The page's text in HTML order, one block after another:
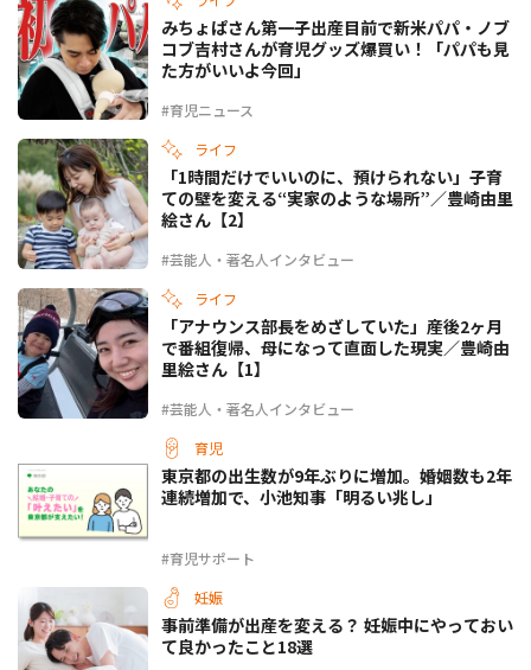
#育児ニュース
みちょぱさん第一子出産目前で新米パパ・ノブ
コブ吉村さんが育児グッズ爆買い！「パパも見
た方がいいよ今回」
ライフ
#芸能人・著名人インタビュー
「1時間だけでいいのに、預けられない」子育
ての壁を変える“実家のような場所”／豊崎由里
絵さん【2】
ライフ
#芸能人・著名人インタビュー
「アナウンス部長をめざしていた」産後2ヶ月
で番組復帰、母になって直面した現実／豊崎由
里絵さん【1】
育児
#育児サポート
東京都の出生数が9年ぶりに増加。婚姻数も2年
連続増加で、小池知事「明るい兆し」
妊娠
事前準備が出産を変える？ 妊娠中にやっておい
て良かったこと18選